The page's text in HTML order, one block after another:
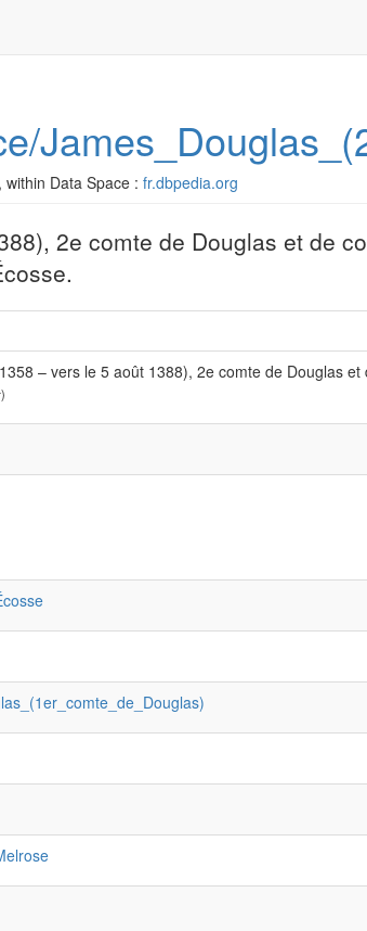
, within Data Space : fr.dbpedia.org
2e comte de Douglas et de
– vers le 5 août 1388), 2e comte de Douglas